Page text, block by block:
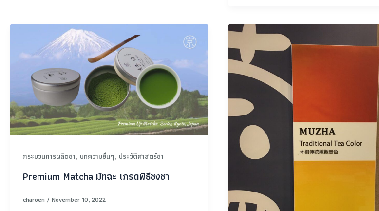
กระบวนการผลิตชา, บทความอื่นๆ, ประวัติศาสตร์ชา
Premium Matcha มัทฉะ เกรดพิธีชงชา
charoen / November 10, 2022